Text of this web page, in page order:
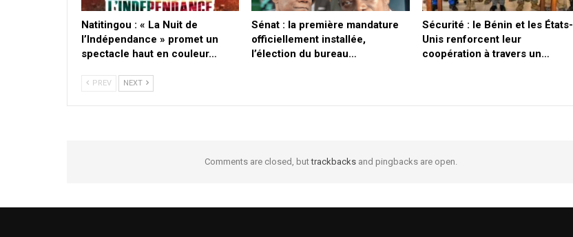
​Natitingou : « La Nuit de
l’Indépendance » promet un
spectacle haut en couleur…
Sénat : la première mandature
officiellement installée,
l’élection du bureau…
Sécurité : le Bénin et les États-
Unis renforcent leur
coopération à travers un…
PREV NEXT
Comments are closed, buttrackbacksand pingbacks are open.